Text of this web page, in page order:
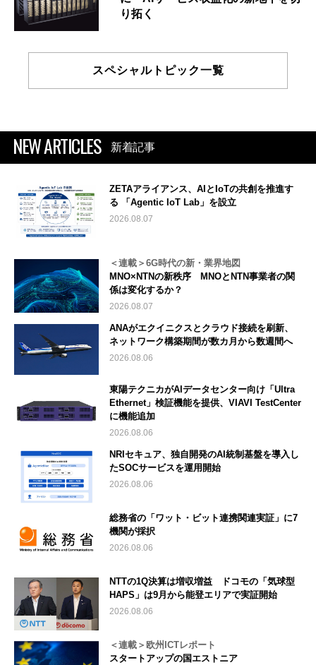
り拓く
スペシャルトピック一覧
NEW ARTICLES 新着記事
ZETAアライアンス、AIとIoTの共創を推進す
る 「Agentic IoT Lab」を設立
2026.08.07
＜連載＞6G時代の新・業界地図
MNO×NTNの新秩序 MNOとNTN事業者の関
係は変化するか？
2026.08.07
ANAがエクイニクスとクラウド接続を刷新、
ネットワーク構築期間が数カ月から数週間へ
2026.08.06
東陽テクニカがAIデータセンター向け「Ultra
Ethernet」検証機能を提供、VIAVI TestCenter
に機能追加
2026.08.06
NRIセキュア、独自開発のAI統制基盤を導入し
たSOCサービスを運用開始
2026.08.06
総務省の「ワット・ビット連携関連実証」に7
機関が採択
2026.08.06
NTTの1Q決算は増収増益 ドコモの「気球型
HAPS」は9月から能登エリアで実証開始
2026.08.06
＜連載＞欧州ICTレポート
スタートアップの国エストニア